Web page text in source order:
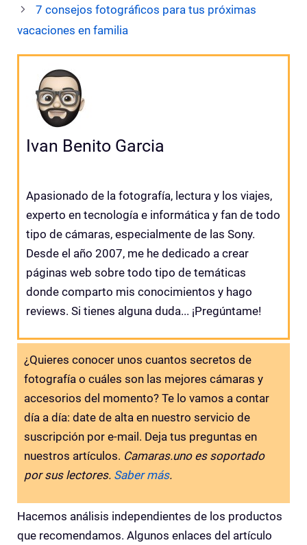
7 consejos fotográficos para tus próximas
vacaciones en familia
Ivan Benito Garcia
Apasionado de la fotografía, lectura y los viajes,
experto en tecnología e informática y fan de todo
tipo de cámaras, especialmente de las Sony.
Desde el año 2007, me he dedicado a crear
páginas web sobre todo tipo de temáticas
donde comparto mis conocimientos y hago
reviews. Si tienes alguna duda... ¡Pregúntame!
¿Quieres conocer unos cuantos secretos de
fotografía o cuáles son las mejores cámaras y
accesorios del momento? Te lo vamos a contar
día a día: date de alta en nuestro servicio de
suscripción por e-mail. Deja tus preguntas en
nuestros artículos. Camaras.uno es soportado
por sus lectores. Saber más.
Hacemos análisis independientes de los productos
que recomendamos. Algunos enlaces del artículo